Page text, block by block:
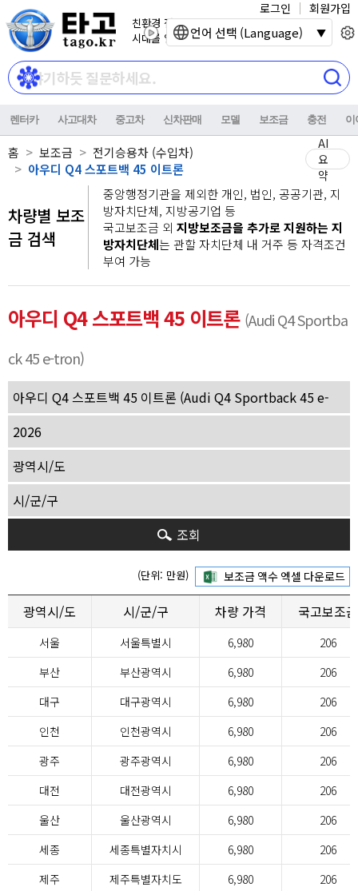
친환경 전기자동차
시대를 열어갑니다.
로그인 회원가입
렌터카 사고대차 중고차 신차판매 모델 보조금 충전 이
홈 보조금
전기승용차 (수입차)
아우디 Q4 스포트백 45 이트론
AI
요
약
차량별 보조
금 검색
중앙행정기관을 제외한 개인, 법인, 공공기관, 지
방자치단체, 지방공기업 등
국고보조금 외 지방보조금을 추가로 지원하는 지
방자치단체는 관할 자치단체 내 거주 등 자격조건
부여 가능
아우디 Q4 스포트백 45 이트론 (Audi Q4 Sportba
ck 45 e-tron)
조회
(단위: 만원)
광역시/도 시/군/구 차량 가격 국고보조금
서울 서울특별시 6,980
206
부산
부산광역시 6,980
206
대구
대구광역시 6,980
206
인천
인천광역시 6,980
206
광주
광주광역시 6,980
206
대전
대전광역시 6,980
206
울산
울산광역시 6,980
206
세종
세종특별자치시 6,980
206
제주
제주특별자치도 6,980
206
언어 선택 (Language)